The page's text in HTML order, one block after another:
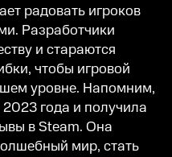
радовать игроков
Разработчики
и стараются
чтобы игровой
уровне. Напомним,
года и получила
в Steam. Она
мир, стать